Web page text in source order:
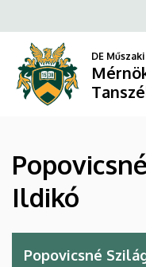
Szilágyi
Zita
Ildikó
Mérnöki
Tanszék
a
tartalomra
DE
Ildikó
Popovicsné